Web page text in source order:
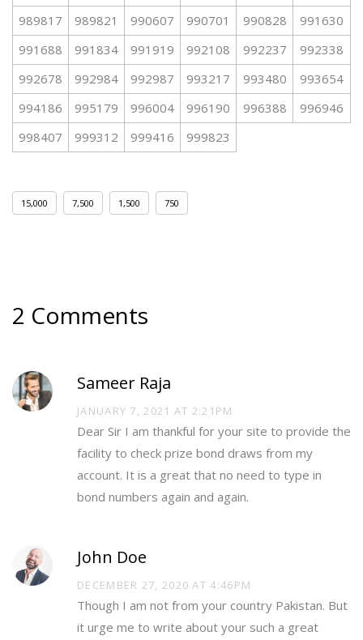
989817
989821 990607 990701 990828
991630
991688
991834 991919 992108 992237
992338
992678
992984 992987 993217 993480
993654
994186
995179 996004 996190 996388
996946
998407
999312 999416 999823
15,000 7,500 1,500 750
2 Comments
Sameer Raja
JANUARY 7, 2021 AT 2:21PM
Dear Sir I am thankful for your site to provide the
facility to check prize bond draws from my
account. It is a great that no need to type in
bond numbers again and again.
John Doe
DECEMBER 27, 2020 AT 4:46PM
Though I am not from your country Pakistan. But
it urge me to write about your such a great